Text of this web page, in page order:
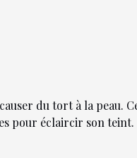
du tort à la peau.
pour éclaircir son teint.